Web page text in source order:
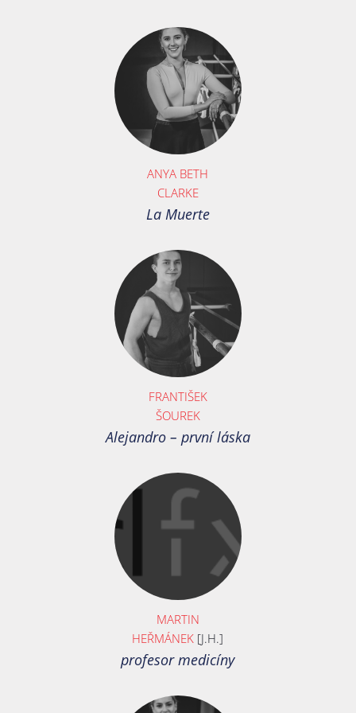
ANYA BETH
CLARKE
La Muerte
FRANTIŠEK
ŠOUREK
Alejandro – první láska
MARTIN
HEŘMÁNEK [J.H.]
profesor medicíny